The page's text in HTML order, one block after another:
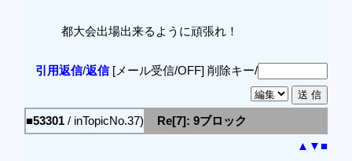
都大会出場出来るように頑張れ！
引用返信/返信[メール受信/OFF] 削除キー/
■53301 / inTopicNo.37)
Re[7]: 9ブロック
▲ ▼■